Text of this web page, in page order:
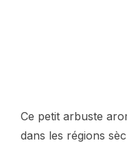
Ce petit arbuste
dans les régions